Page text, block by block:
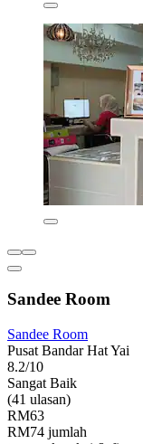
Sandee Room
Sandee Room
Pusat Bandar Hat Yai
8.2/10
Sangat Baik
(41 ulasan)
RM63
RM74 jumlah